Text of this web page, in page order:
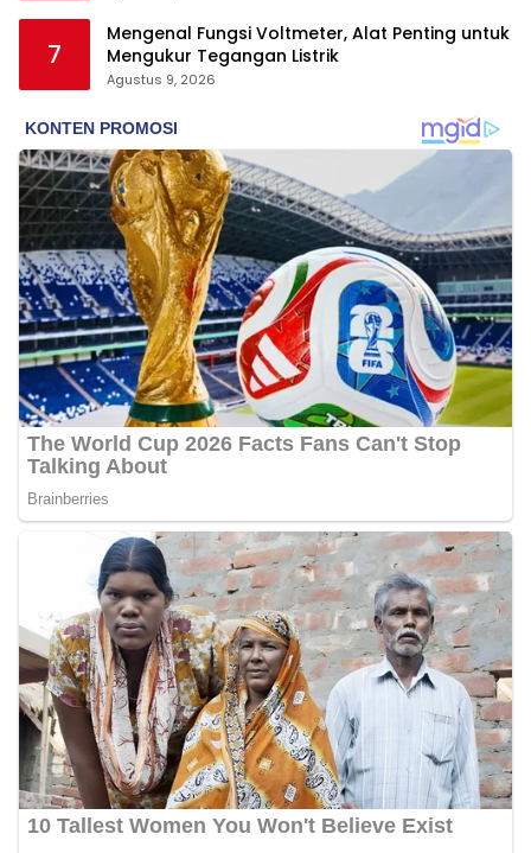
7
Mengenal Fungsi Voltmeter, Alat Penting untuk
Mengukur Tegangan Listrik
Agustus 9, 2026